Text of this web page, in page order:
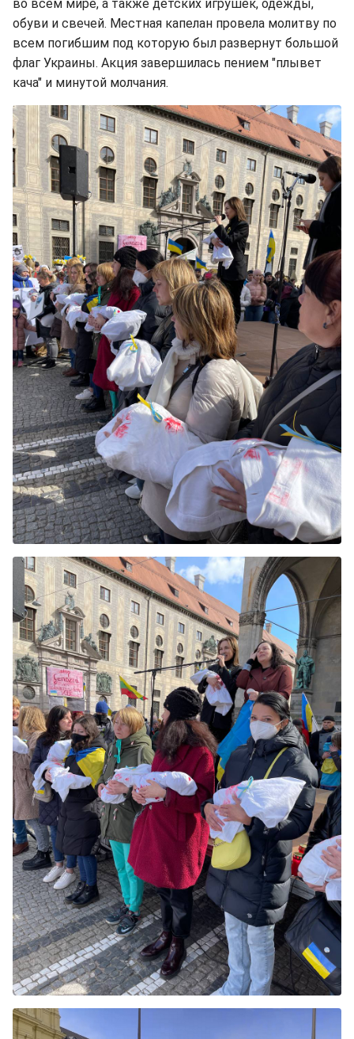
во всем мире, а также детских игрушек, одежды,
обуви и свечей. Местная капелан провела молитву по
всем погибшим под которую был развернут большой
флаг Украины. Акция завершилась пением "плывет
кача" и минутой молчания.